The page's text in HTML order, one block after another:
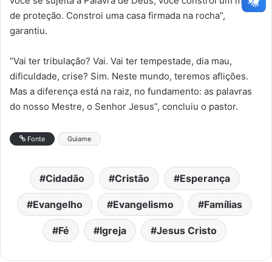
de proteção. Constroi uma casa firmada na rocha”,
garantiu.
“Vai ter tribulação? Vai. Vai ter tempestade, dia mau,
dificuldade, crise? Sim. Neste mundo, teremos aflições.
Mas a diferença está na raiz, no fundamento: as palavras
do nosso Mestre, o Senhor Jesus”, concluiu o pastor.
Fonte Guiame
Cidadão Cristão Esperança
Evangelho Evangelismo Famílias
Fé Igreja Jesus Cristo